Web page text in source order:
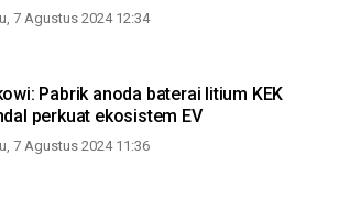
7 Agustus 2024 12:34
Pabrik anoda baterai litium KEK
perkuat ekosistem EV
7 Agustus 2024 11:36